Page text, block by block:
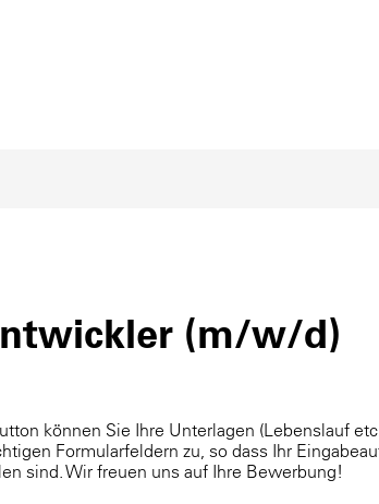
(m/w/d)
können Sie Ihre Unterlagen (Lebenslauf
Formularfeldern zu, so dass Ihr
sind. Wir freuen uns auf Ihre Bewerbung!